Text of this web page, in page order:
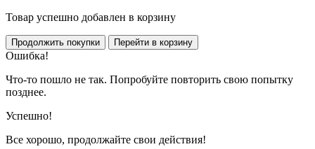
Товар успешно добавлен в корзину
Ошибка!
Что-то пошло не так. Попробуйте повторить свою попытку
позднее.
Успешно!
Все хорошо, продолжайте свои действия!